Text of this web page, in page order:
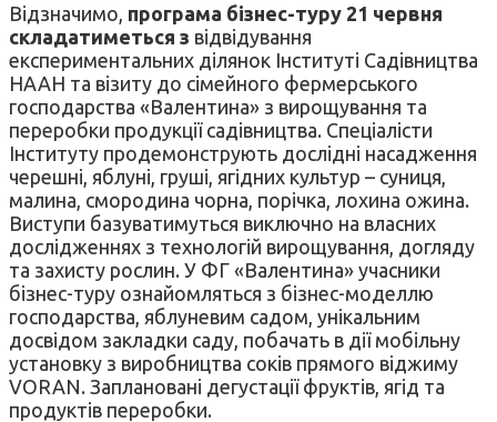
Відзначимо, програма бізнес-туру 21 червня
складатиметься з відвідування
експериментальних ділянок Інституті Садівництва
НААН та візиту до сімейного фермерського
господарства «Валентина» з вирощування та
переробки продукції садівництва. Спеціалісти
Інституту продемонструють дослідні насадження
черешні, яблуні, груші, ягідних культур – суниця,
малина, смородина чорна, порічка, лохина ожина.
Виступи базуватимуться виключно на власних
дослідженнях з технологій вирощування, догляду
та захисту рослин. У ФГ «Валентина» учасники
бізнес-туру ознайомляться з бізнес-моделлю
господарства, яблуневим садом, унікальним
досвідом закладки саду, побачать в дії мобільну
установку з виробництва соків прямого віджиму
VORAN. Заплановані дегустації фруктів, ягід та
продуктів переробки.